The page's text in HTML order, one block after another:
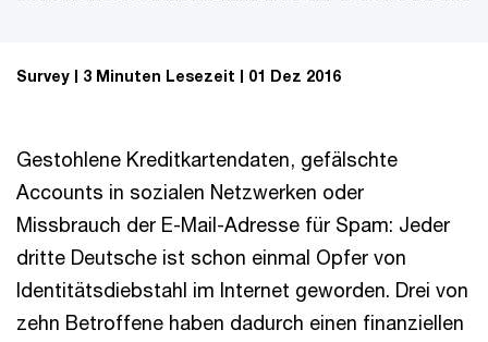
Survey 3 Minuten Lesezeit 01 Dez 2016
Gestohlene Kreditkartendaten, gefälschte
Accounts in sozialen Netzwerken oder
Missbrauch der E-Mail-Adresse für Spam: Jeder
dritte Deutsche ist schon einmal Opfer von
Identitätsdiebstahl im Internet geworden. Drei von
zehn Betroffene haben dadurch einen finanziellen